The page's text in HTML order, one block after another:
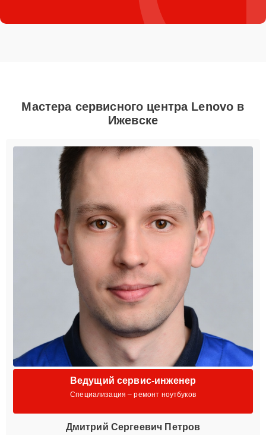
Мастера сервисного центра Lenovo в
Ижевске
Ведущий сервис-инженер
Специализация – ремонт ноутбуков
Дмитрий Сергеевич Петров